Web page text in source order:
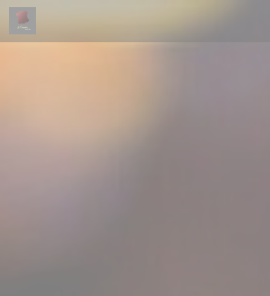
Personnalisation de vos choix en matière de cookies